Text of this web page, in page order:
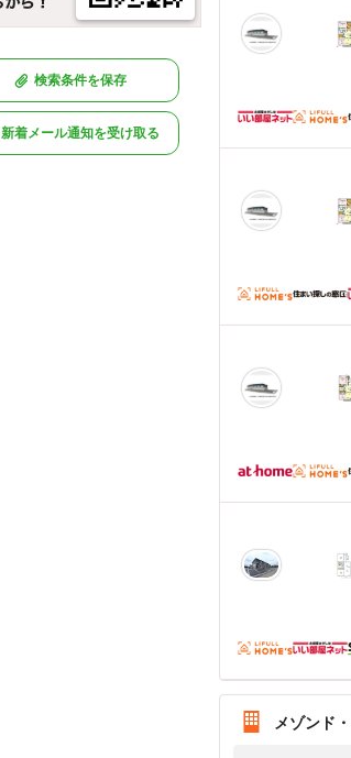
検索条件を保存
新着メール通知を受け取る
メゾンド